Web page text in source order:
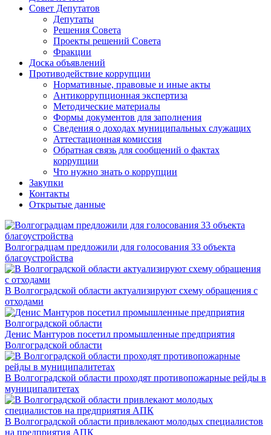
Совет Депутатов
Депутаты
Решения Совета
Проекты решений Совета
Фракции
Доска объявлений
Противодействие коррупции
Нормативные, правовые и иные акты
Антикоррупционная экспертиза
Методические материалы
Формы документов для заполнения
Сведения о доходах муниципальных служащих
Аттестационная комиссия
Обратная связь для сообщений о фактах
коррупции
Что нужно знать о коррупции
Закупки
Контакты
Открытые данные
Волгоградцам предложили для голосования 33 объекта
благоустройства
В Волгоградской области актуализируют схему обращения с
отходами
Денис Мантуров посетил промышленные предприятия
Волгоградской области
В Волгоградской области проходят противопожарные рейды в
муниципалитетах
В Волгоградской области привлекают молодых специалистов
на предприятия АПК